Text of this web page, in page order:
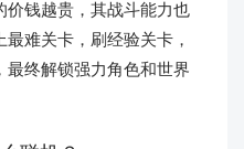
价钱越贵，其战斗能力也
难关卡，刷经验关卡，
最终解锁强力角色和世界